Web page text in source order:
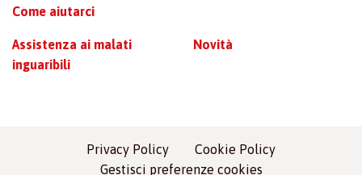
Come aiutarci
Assistenza ai malati
inguaribili
Novità
Privacy Policy
Cookie Policy
Gestisci preferenze cookies